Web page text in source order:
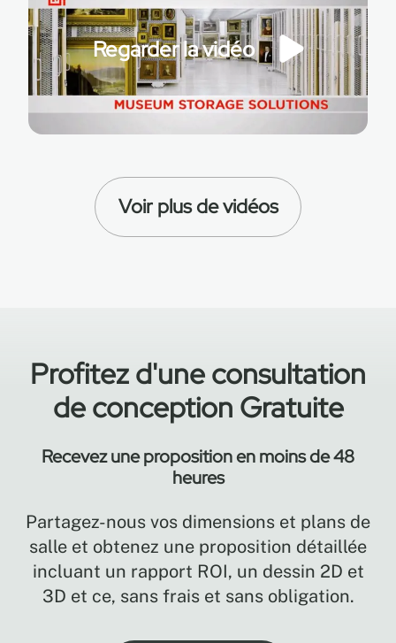
Regarder la vidéo
Voir plus de vidéos
Profitez d'une consultation
de conception Gratuite
Recevez une proposition en moins de 48
heures
Partagez-nous vos dimensions et plans de
salle et obtenez une proposition détaillée
incluant un rapport ROI, un dessin 2D et
3D et ce, sans frais et sans obligation.